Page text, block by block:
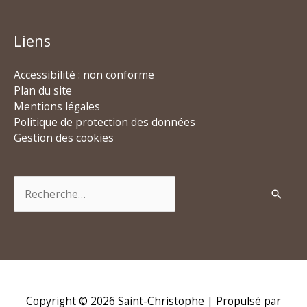
Liens
Accessibilité : non conforme
Plan du site
Mentions légales
Politique de protection des données
Gestion des cookies
Copyright © 2026 Saint-Christophe | Propulsé par